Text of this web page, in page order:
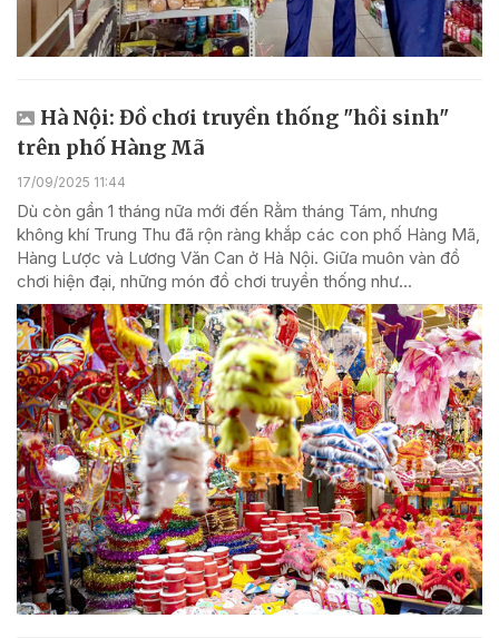
Hà Nội: Đồ chơi truyền thống "hồi sinh"
trên phố Hàng Mã
17/09/2025 11:44
Dù còn gần 1 tháng nữa mới đến Rằm tháng Tám, nhưng
không khí Trung Thu đã rộn ràng khắp các con phố Hàng Mã,
Hàng Lược và Lương Văn Can ở Hà Nội. Giữa muôn vàn đồ
chơi hiện đại, những món đồ chơi truyền thống như...